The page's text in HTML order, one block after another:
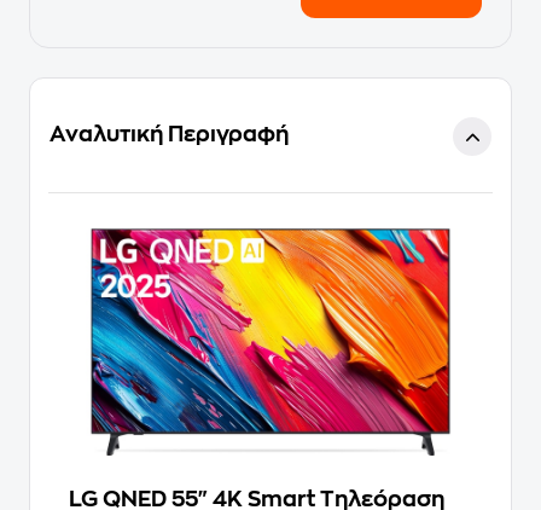
Αναλυτική Περιγραφή
LG QNED 55" 4K Smart Τηλεόραση